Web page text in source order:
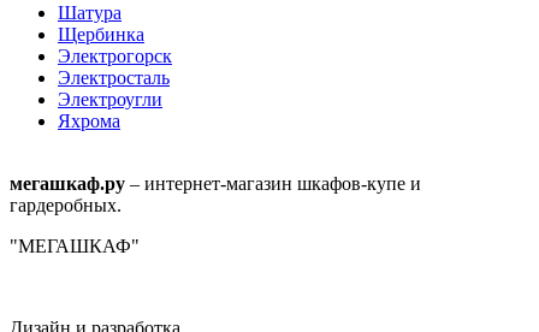
Шатура
Щербинка
Электрогорск
Электросталь
Электроугли
Яхрома
мегашкаф.ру – интернет-магазин шкафов-купе и
гардеробных.
"МЕГАШКАФ"
Дизайн и разработка